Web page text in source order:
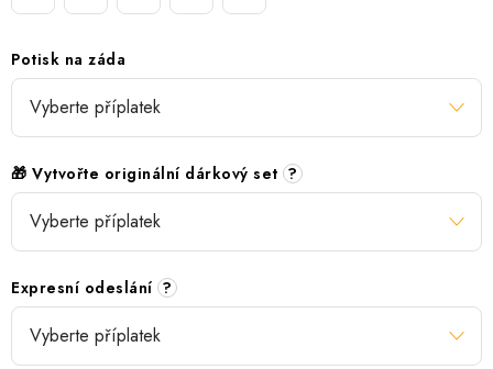
Potisk na záda
🎁 Vytvořte originální dárkový set ?
Expresní odeslání ?